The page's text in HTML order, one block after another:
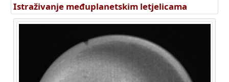
Istraživanje međuplanetskim letjelicama